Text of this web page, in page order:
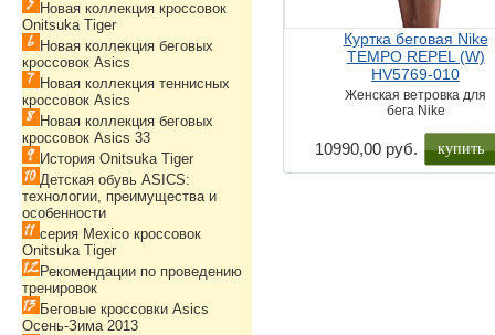
Куртка беговая Nike
TEMPO REPEL (W)
HV5769-010
Женская ветровка для
бега Nike
10990,00 руб. купить
Новая коллекция кроссовок
Onitsuka Tiger
Новая коллекция беговых
кроссовок Asics
Новая коллекция теннисных
кроссовок Asics
Новая коллекция беговых
кроссовок Asics 33
История Onitsuka Tiger
Детская обувь ASICS:
технологии, преимущества и
особенности
серия Mexico кроссовок
Onitsuka Tiger
Рекомендации по проведению
тренировок
Беговые кроссовки Asics
Осень-Зима 2013